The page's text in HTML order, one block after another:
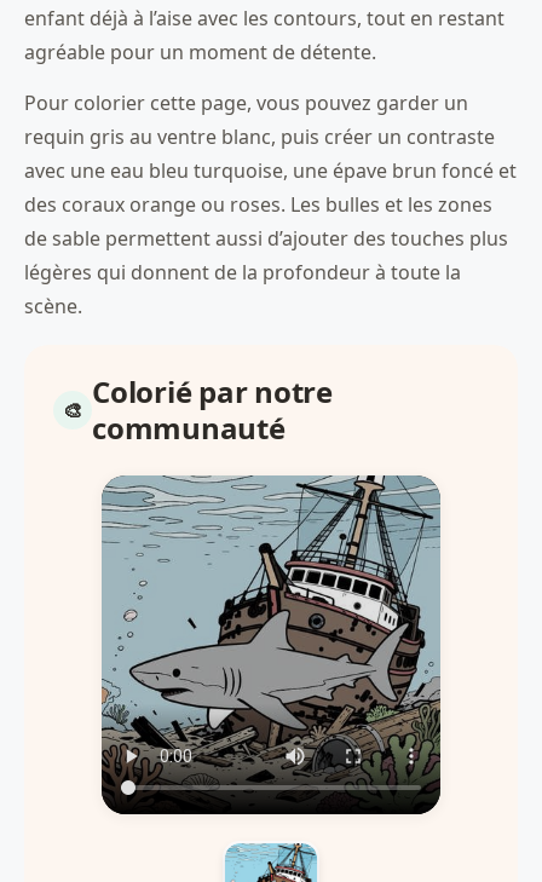
enfant déjà à l’aise avec les contours, tout en restant
agréable pour un moment de détente.
Pour colorier cette page, vous pouvez garder un
requin gris au ventre blanc, puis créer un contraste
avec une eau bleu turquoise, une épave brun foncé et
des coraux orange ou roses. Les bulles et les zones
de sable permettent aussi d’ajouter des touches plus
légères qui donnent de la profondeur à toute la
scène.
Colorié par notre
communauté